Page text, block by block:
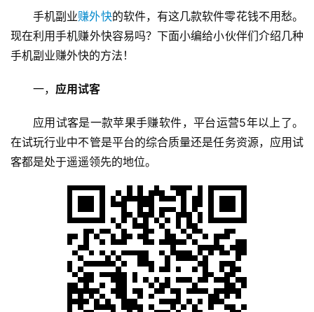
手机副业赚外快的软件，有这几款软件零花钱不用愁。
现在利用手机赚外快容易吗？下面小编给小伙伴们介绍几种
手机副业赚外快的方法！
一， 应用试客
应用试客是一款苹果手赚软件，平台运营5年以上了。
在试玩行业中不管是平台的综合质量还是任务资源，应用试
客都是处于遥遥领先的地位。